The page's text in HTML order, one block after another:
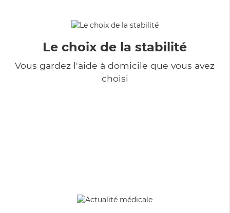
Le choix de la stabilité
Vous gardez l'aide à domicile que vous avez
choisi